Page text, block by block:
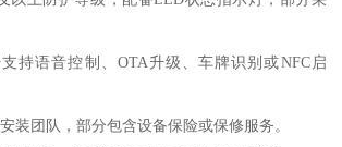
持语音控制、OTA升级、车牌识别或NFC启
装团队，部分包含设备保险或保修服务。